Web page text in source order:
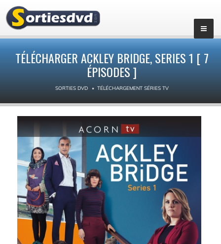
TÉLÉCHARGER ACKLEY BRIDGE, SERIES 1 [ 7
ÉPISODES ]
SORTIES DVD TÉLÉCHARGEMENT SÉRIES TV